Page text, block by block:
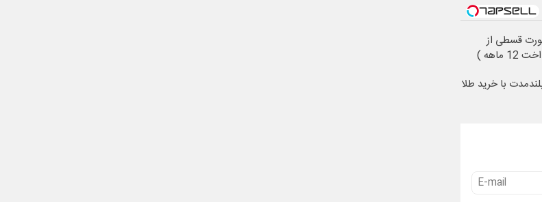
قسطی از
ماهه )
با خرید طلا